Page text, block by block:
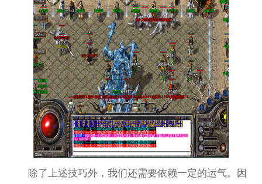
除了上述技巧外，我们还需要依赖一定的运气。因